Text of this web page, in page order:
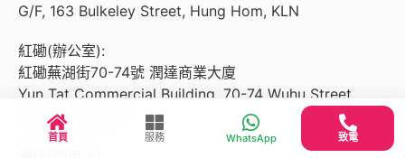
首頁 服務 WhatsApp 致電
G/F, 163 Bulkeley Street, Hung Hom, KLN
紅磡(辦公室):
紅磡蕪湖街70-74號 潤達商業大廈
Yun Tat Commercial Building, 70-74 Wuhu Street,
Hung Hom, KLN